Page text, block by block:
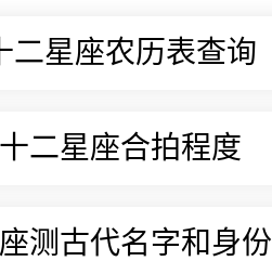
二星座农历表查询
十二星座合拍程度
测古代名字和身份